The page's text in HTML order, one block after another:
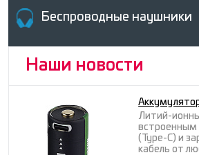
Беcпроводные наушники
Наши новости
Литий-
встроенным
(Type-C) и
кабель от